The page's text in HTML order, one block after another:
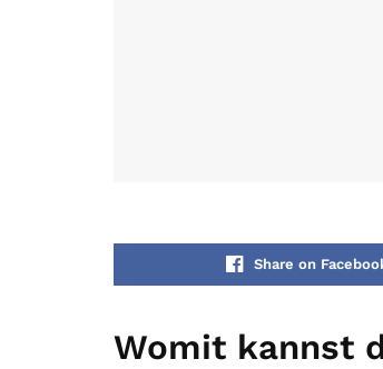
Share on
Womit kannst